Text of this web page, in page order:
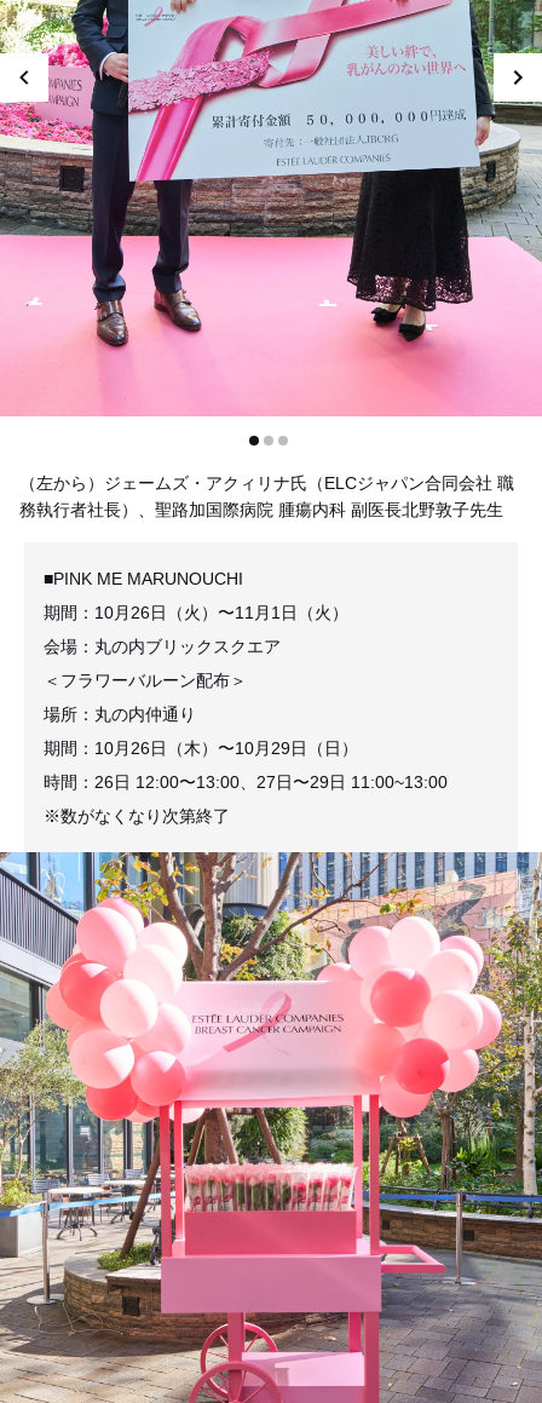
（左から）ジェームズ・アクィリナ氏（ELCジャパン合同会社 職
務執行者社長）、聖路加国際病院 腫瘍内科 副医長北野敦子先生
■PINK ME MARUNOUCHI
期間：10月26日（火）〜11月1日（火）
会場：丸の内ブリックスクエア
＜フラワーバルーン配布＞
場所：丸の内仲通り
期間：10月26日（木）〜10月29日（日）
時間：26日 12:00〜13:00、27日〜29日 11:00~13:00
※数がなくなり次第終了